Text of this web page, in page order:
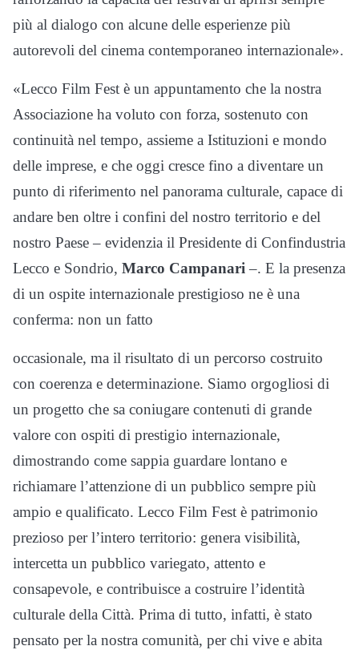
più al dialogo con alcune delle esperienze più
autorevoli del cinema contemporaneo internazionale».
«Lecco Film Fest è un appuntamento che la nostra
Associazione ha voluto con forza, sostenuto con
continuità nel tempo, assieme a Istituzioni e mondo
delle imprese, e che oggi cresce fino a diventare un
punto di riferimento nel panorama culturale, capace di
andare ben oltre i confini del nostro territorio e del
nostro Paese – evidenzia il Presidente di Confindustria
Lecco e Sondrio, Marco Campanari–. E la presenza
di un ospite internazionale prestigioso ne è una
conferma: non un fatto
occasionale, ma il risultato di un percorso costruito
con coerenza e determinazione. Siamo orgogliosi di
un progetto che sa coniugare contenuti di grande
valore con ospiti di prestigio internazionale,
dimostrando come sappia guardare lontano e
richiamare l’attenzione di un pubblico sempre più
ampio e qualificato. Lecco Film Fest è patrimonio
prezioso per l’intero territorio: genera visibilità,
intercetta un pubblico variegato, attento e
consapevole, e contribuisce a costruire l’identità
culturale della Città. Prima di tutto, infatti, è stato
pensato per la nostra comunità, per chi vive e abita